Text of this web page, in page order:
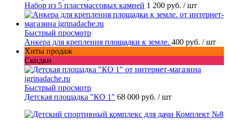
Набор из 5 пластмассовых камней 1 200 руб. / шт
Быстрый просмотр
Анкера для крепления площадки к земле. 400 руб. / шт
Хиты продаж
Скидки
Быстрый просмотр
Детская площадка "КО 1" 68 000 руб. / шт